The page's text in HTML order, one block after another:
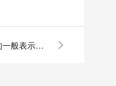
鑫钻小知识 | 压缩机中--压降的一般表示（五）